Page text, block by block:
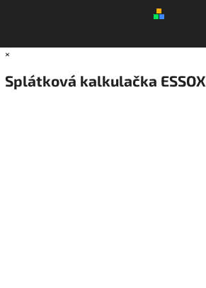
×
Splátková kalkulačka ESSOX